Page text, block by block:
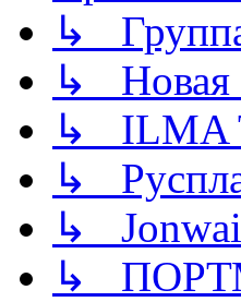
↳
↳ Новая
↳ ILMA
↳
↳ Jonwai
↳